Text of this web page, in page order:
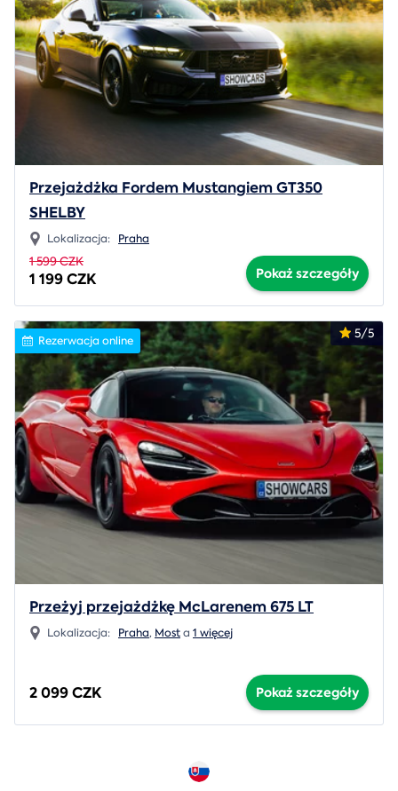
Przejażdżka Fordem Mustangiem GT350
SHELBY
Lokalizacja: Praha
1 599 CZK
1 199 CZK Pokaż szczegóły
5/5
Rezerwacja online
Przeżyj przejażdżkę McLarenem 675 LT
Lokalizacja: Praha, Mosta 1 więcej
2 099 CZK Pokaż szczegóły